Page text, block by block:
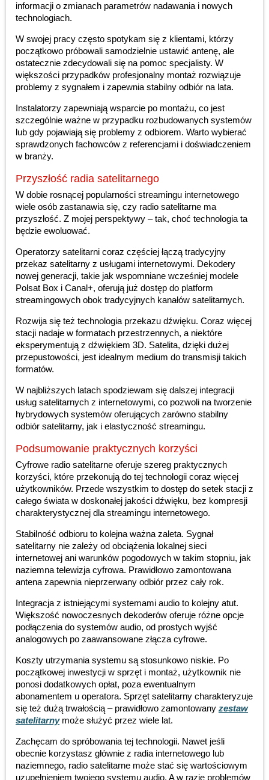
informacji o zmianach parametrów nadawania i nowych
technologiach.
W swojej pracy często spotykam się z klientami, którzy
początkowo próbowali samodzielnie ustawić antenę, ale
ostatecznie zdecydowali się na pomoc specjalisty. W
większości przypadków profesjonalny montaż rozwiązuje
problemy z sygnałem i zapewnia stabilny odbiór na lata.
Instalatorzy zapewniają wsparcie po montażu, co jest
szczególnie ważne w przypadku rozbudowanych systemów
lub gdy pojawiają się problemy z odbiorem. Warto wybierać
sprawdzonych fachowców z referencjami i doświadczeniem
w branży.
Przyszłość radia satelitarnego
W dobie rosnącej popularności streamingu internetowego
wiele osób zastanawia się, czy radio satelitarne ma
przyszłość. Z mojej perspektywy – tak, choć technologia ta
będzie ewoluować.
Operatorzy satelitarni coraz częściej łączą tradycyjny
przekaz satelitarny z usługami internetowymi. Dekodery
nowej generacji, takie jak wspomniane wcześniej modele
Polsat Box i Canal+, oferują już dostęp do platform
streamingowych obok tradycyjnych kanałów satelitarnych.
Rozwija się też technologia przekazu dźwięku. Coraz więcej
stacji nadaje w formatach przestrzennych, a niektóre
eksperymentują z dźwiękiem 3D. Satelita, dzięki dużej
przepustowości, jest idealnym medium do transmisji takich
formatów.
W najbliższych latach spodziewam się dalszej integracji
usług satelitarnych z internetowymi, co pozwoli na tworzenie
hybrydowych systemów oferujących zarówno stabilny
odbiór satelitarny, jak i elastyczność streamingu.
Podsumowanie praktycznych korzyści
Cyfrowe radio satelitarne oferuje szereg praktycznych
korzyści, które przekonują do tej technologii coraz więcej
użytkowników. Przede wszystkim to dostęp do setek stacji z
całego świata w doskonałej jakości dźwięku, bez kompresji
charakterystycznej dla streamingu internetowego.
Stabilność odbioru to kolejna ważna zaleta. Sygnał
satelitarny nie zależy od obciążenia lokalnej sieci
internetowej ani warunków pogodowych w takim stopniu, jak
naziemna telewizja cyfrowa. Prawidłowo zamontowana
antena zapewnia nieprzerwany odbiór przez cały rok.
Integracja z istniejącymi systemami audio to kolejny atut.
Większość nowoczesnych dekoderów oferuje różne opcje
podłączenia do systemów audio, od prostych wyjść
analogowych po zaawansowane złącza cyfrowe.
Koszty utrzymania systemu są stosunkowo niskie. Po
początkowej inwestycji w sprzęt i montaż, użytkownik nie
ponosi dodatkowych opłat, poza ewentualnym
abonamentem u operatora. Sprzęt satelitarny charakteryzuje
się też dużą trwałością – prawidłowo zamontowany zestaw
satelitarnymoże służyć przez wiele lat.
Zachęcam do spróbowania tej technologii. Nawet jeśli
obecnie korzystasz głównie z radia internetowego lub
naziemnego, radio satelitarne może stać się wartościowym
uzupełnieniem twojego systemu audio. A w razie problemów